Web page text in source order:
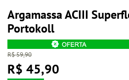
Argamassa ACIII
Portokoll
R$ 59,90
R$ 45,90